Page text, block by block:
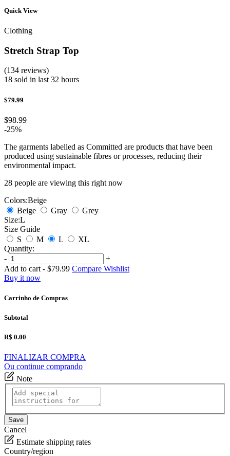
Quick View
Clothing
Stretch Strap Top
(134 reviews)
18 sold in last 32 hours
$79.99
$98.99
-25%
The garments labelled as Committed are products that have been
produced using sustainable fibres or processes, reducing their
environmental impact.
28 people are viewing this right now
Colors:Beige
Beige
Gray
Grey
Size:L
Size Guide
S
M L
XL
Quantity:
-
+
Add to cart - $79.99 Compare Wishlist
Buy it now
Carrinho de Compras
Subtotal
R$ 0.00
FINALIZAR COMPRA
Ou continue comprando
Note
Save
Cancel
Estimate shipping rates
Country/region